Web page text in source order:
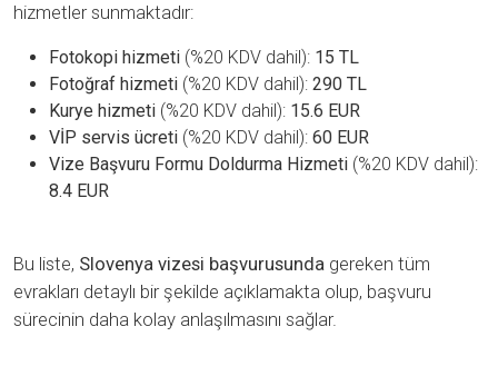
hizmetler sunmaktadır:
Fotokopi hizmeti (%20 KDV dahil): 15 TL
Fotoğraf hizmeti (%20 KDV dahil): 290 TL
Kurye hizmeti (%20 KDV dahil): 15.6 EUR
VİP servis ücreti (%20 KDV dahil): 60 EUR
Vize Başvuru Formu Doldurma Hizmeti (%20 KDV dahil):
8.4 EUR
Bu liste, Slovenya vizesi başvurusunda gereken tüm
evrakları detaylı bir şekilde açıklamakta olup, başvuru
sürecinin daha kolay anlaşılmasını sağlar.